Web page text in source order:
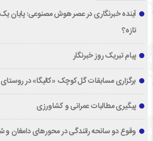
آینده خبرنگاری در عصر هوش مصنوعی؛ پایان
تازه؟
پیام تبریک روز خبرنگار
برگزاری مسابقات گل‌کوچک «کالیگا» در
پیگیری مطالبات عمرانی و کشاورزی